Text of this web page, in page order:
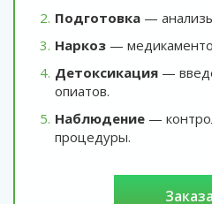
Подготовка —
Наркоз —
Детоксикация —
опиатов.
Наблюдение —
процедуры.